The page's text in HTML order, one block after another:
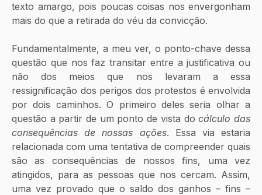
texto amargo, pois poucas coisas nos envergonham
mais do que a retirada do véu da convicção.
Fundamentalmente, a meu ver, o ponto-chave dessa
questão que nos faz transitar entre a justificativa ou
não dos meios que nos levaram a essa
ressignificação dos perigos dos protestos é envolvida
por dois caminhos. O primeiro deles seria olhar a
questão a partir de um ponto de vista do cálculo das
consequências de nossas ações. Essa via estaria
relacionada com uma tentativa de compreender quais
são as consequências de nossos fins, uma vez
atingidos, para as pessoas que nos cercam. Assim,
uma vez provado que o saldo dos ganhos – fins –